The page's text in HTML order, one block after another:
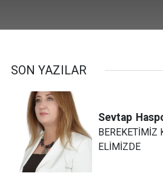
SON YAZILAR
Sevtap
BEREKETİMİZ
ELİMİZDE